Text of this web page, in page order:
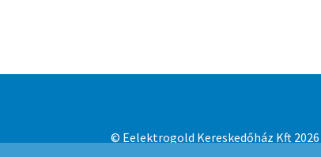
© Eelektrogold Kereskedőház Kft 2026